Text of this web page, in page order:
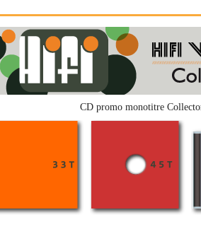
CD promo monotitre